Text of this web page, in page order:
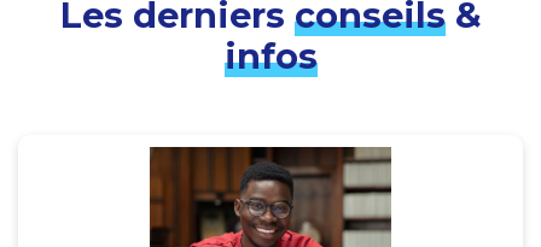
Les derniers conseils&
infos